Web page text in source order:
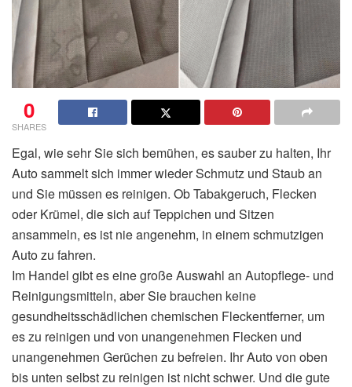
0
SHARES
Egal, wie sehr Sie sich bemühen, es sauber zu halten, Ihr
Auto sammelt sich immer wieder Schmutz und Staub an
und Sie müssen es reinigen. Ob Tabakgeruch, Flecken
oder Krümel, die sich auf Teppichen und Sitzen
ansammeln, es ist nie angenehm, in einem schmutzigen
Auto zu fahren.
Im Handel gibt es eine große Auswahl an Autopflege- und
Reinigungsmitteln, aber Sie brauchen keine
gesundheitsschädlichen chemischen Fleckentferner, um
es zu reinigen und von unangenehmen Flecken und
unangenehmen Gerüchen zu befreien. Ihr Auto von oben
bis unten selbst zu reinigen ist nicht schwer. Und die gute